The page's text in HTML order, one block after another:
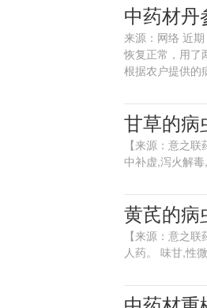
中药材丹
来源：网络 近
恢复正常，用了
根据农户提供的
甘草的病
【来源：意之
中补虚,泻火解
黄芪的病
【来源：意之
人药。 味甘,性